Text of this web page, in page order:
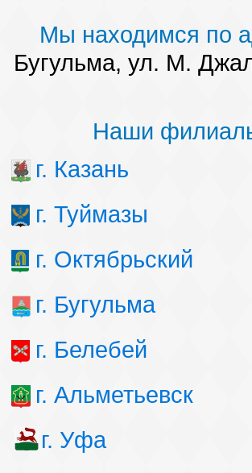
Мы находимся по
Бугульма, ул. М.
Наши
г. Казань
г. Туймазы
г. Октябрьский
г. Бугульма
г. Белебей
г. Альметьевск
г. Уфа